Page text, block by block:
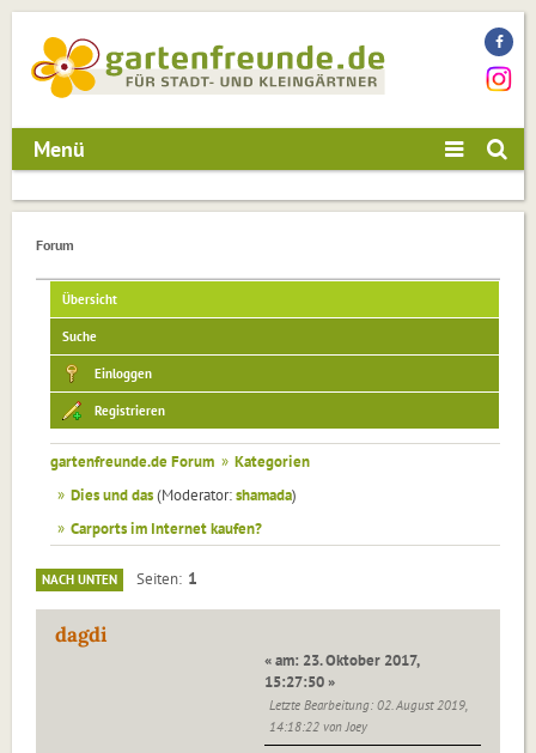
Menü
Forum
Übersicht
Suche
Einloggen
Registrieren
gartenfreunde.de Forum » Kategorien
» Dies und das(Moderator:shamada)
» Carports im Internet kaufen?
NACH UNTEN Seiten 1
dagdi
« am: 23. Oktober 2017,
15:27:50 »
Letzte Bearbeitung: 02. August 2019,
14:18:22 von Joey